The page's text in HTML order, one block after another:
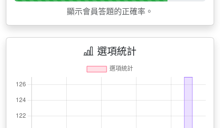
顯示會員答題的正確率。
選項統計